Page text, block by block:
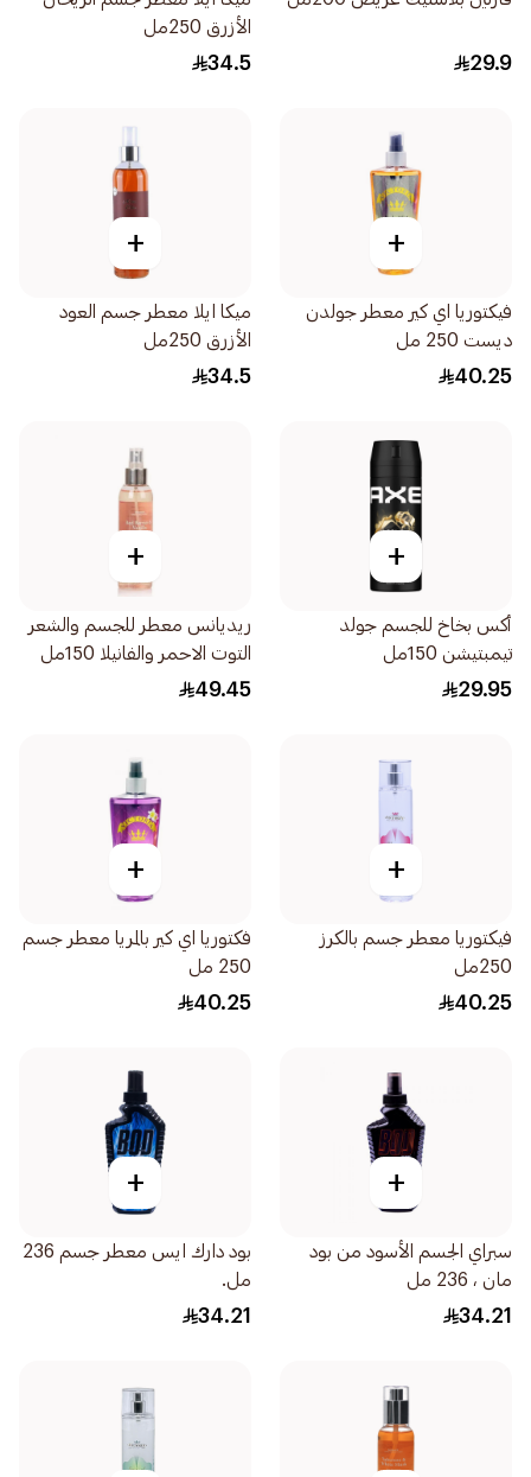
29.9
الأزرق 250مل
34.5
+
فيكتوريا اي كير معطر جولدن
ديست 250 مل
40.25
+
ميكا ايلا معطر جسم العود
الأزرق 250مل
34.5
+
أكس بخاخ للجسم جولد
تيمبتيشن 150مل
29.95
+
ريديانس معطر للجسم والشعر
التوت الاحمر والفانيلا 150مل
49.45
+
فيكتوريا معطر جسم بالكرز
250مل
40.25
+
فكتوريا اي كير بالمريا معطر جسم
250 مل
40.25
+
سبراي الجسم الأسود من بود
مان ، 236 مل
34.21
+
بود دارك ايس معطر جسم 236
مل.
34.21